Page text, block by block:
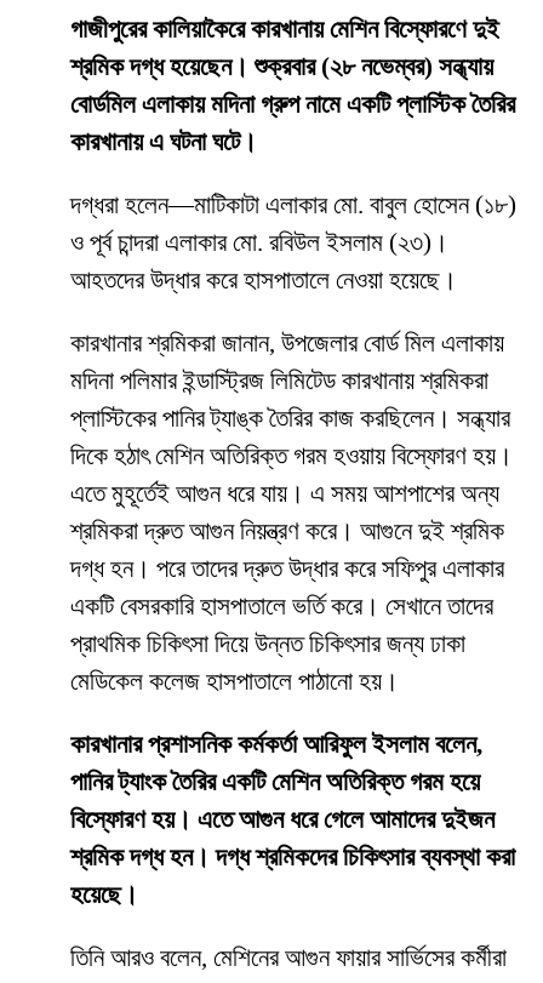
গাজীপুরের কালিয়াকৈরে কারখানায় মেশিন বিস্ফোরণে দুই
শ্রমিক দগ্ধ হয়েছেন। শুক্রবার (২৮ নভেম্বর) সন্ধ্যায়
বোর্ডমিল এলাকায় মদিনা গ্রুপ নামে একটি প্লাস্টিক তৈরির
কারখানায় এ ঘটনা ঘটে।
দগ্ধরা হলেন—মাটিকাটা এলাকার মো. বাবুল হোসেন (১৮)
ও পূর্ব চান্দরা এলাকার মো. রবিউল ইসলাম (২৩)।
আহতদের উদ্ধার করে হাসপাতালে নেওয়া হয়েছে।
কারখানার শ্রমিকরা জানান, উপজেলার বোর্ড মিল এলাকায়
মদিনা পলিমার ইন্ডাস্ট্রিজ লিমিটেড কারখানায় শ্রমিকরা
প্লাস্টিকের পানির ট্যাঙ্ক তৈরির কাজ করছিলেন। সন্ধ্যার
দিকে হঠাৎ মেশিন অতিরিক্ত গরম হওয়ায় বিস্ফোরণ হয়।
এতে মুহূর্তেই আগুন ধরে যায়। এ সময় আশপাশের অন্য
শ্রমিকরা দ্রুত আগুন নিয়ন্ত্রণ করে। আগুনে দুই শ্রমিক
দগ্ধ হন। পরে তাদের দ্রুত উদ্ধার করে সফিপুর এলাকার
একটি বেসরকারি হাসপাতালে ভর্তি করে। সেখানে তাদের
প্রাথমিক চিকিৎসা দিয়ে উন্নত চিকিৎসার জন্য ঢাকা
মেডিকেল কলেজ হাসপাতালে পাঠানো হয়।
কারখানার প্রশাসনিক কর্মকর্তা আরিফুল ইসলাম বলেন,
পানির ট্যাংক তৈরির একটি মেশিন অতিরিক্ত গরম হয়ে
বিস্ফোরণ হয়। এতে আগুন ধরে গেলে আমাদের দুইজন
শ্রমিক দগ্ধ হন। দগ্ধ শ্রমিকদের চিকিৎসার ব্যবস্থা করা
হয়েছে।
তিনি আরও বলেন, মেশিনের আগুন ফায়ার সার্ভিসের কর্মীরা